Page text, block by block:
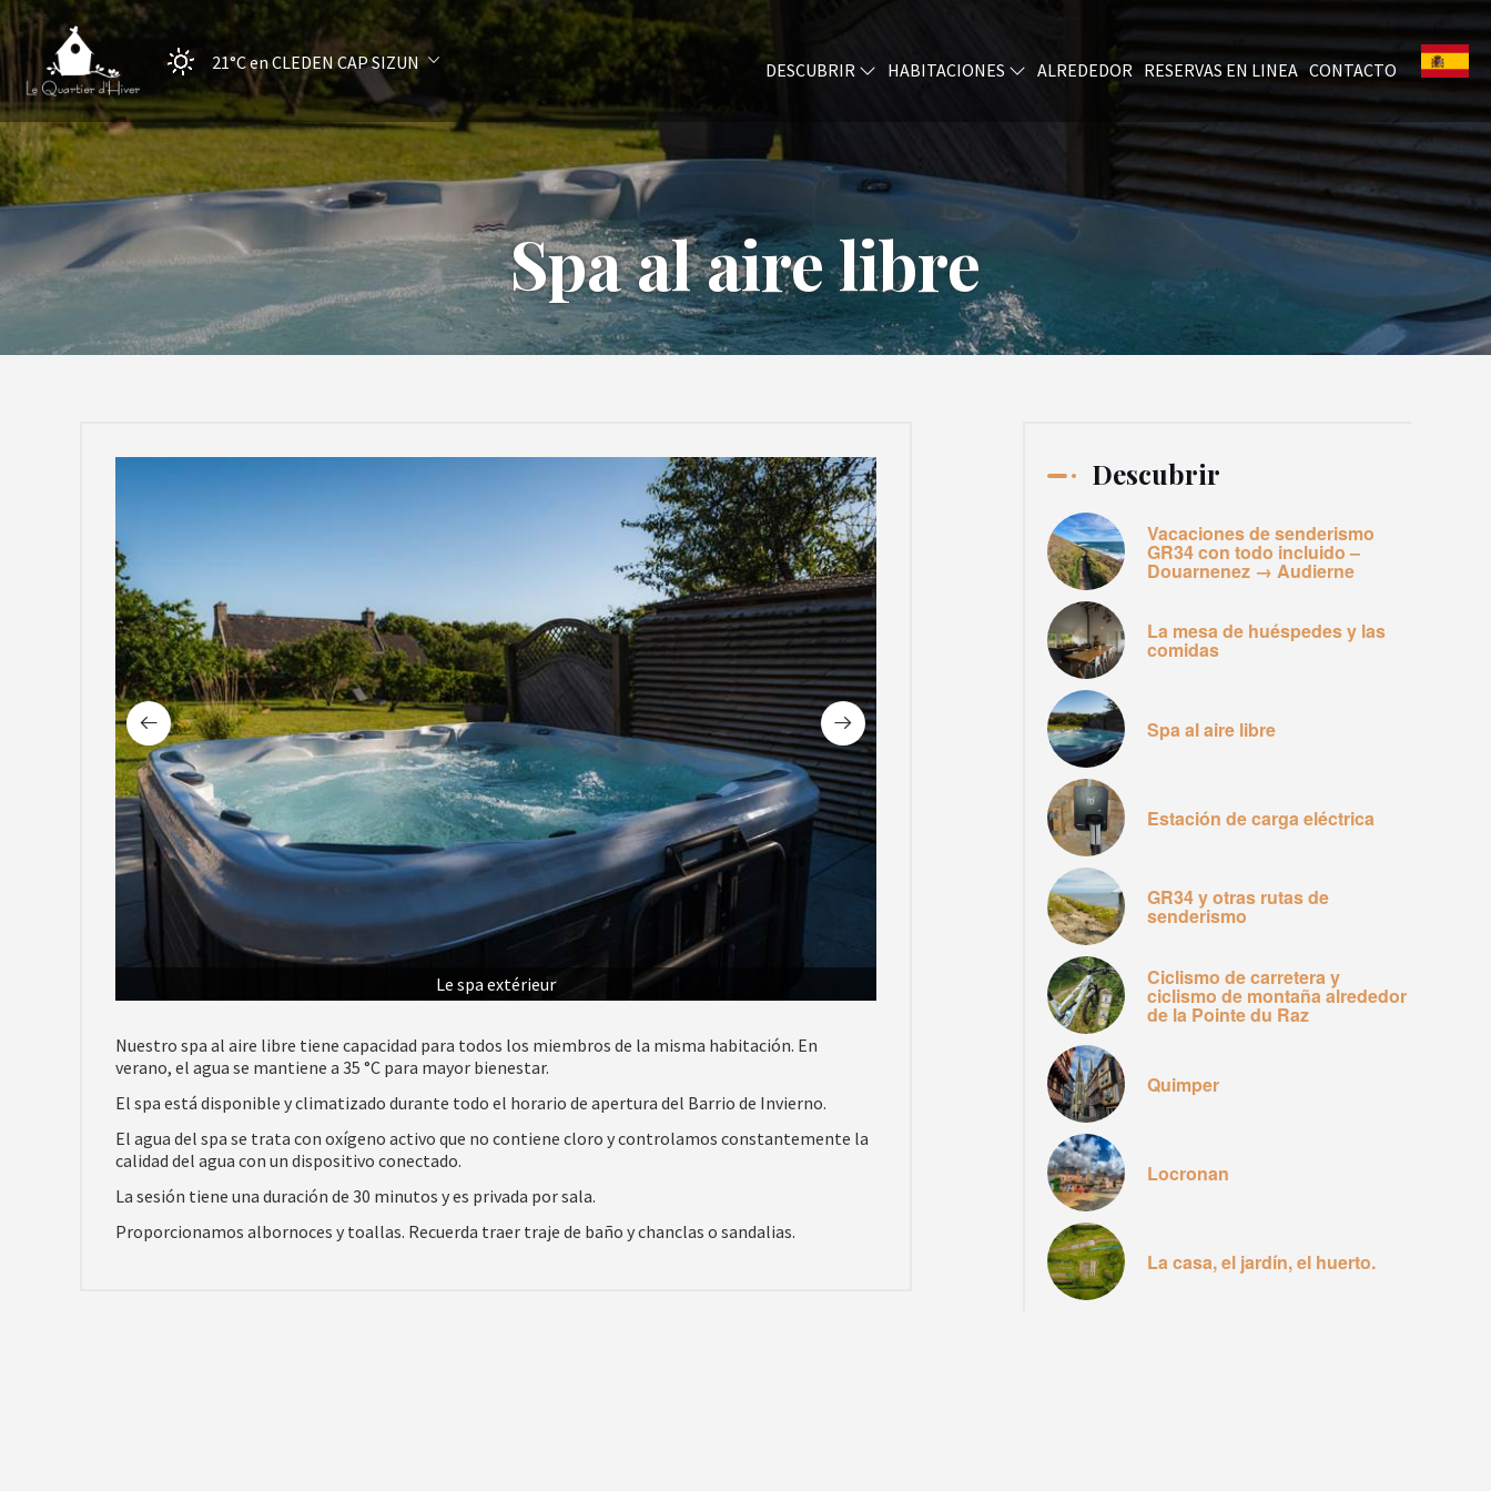
21°Cen CLEDEN CAP SIZUN DESCUBRIR HABITACIONES ALREDEDOR RESERVAS EN LINEA CONTACTO
Spa al aire libre
Le spa extérieur Détente au spa extérieur
Nuestro spa al aire libre tiene capacidad para todos los miembros de la misma habitación. En
verano, el agua se mantiene a 35 °C para mayor bienestar.
El spa está disponible y climatizado durante todo el horario de apertura del Barrio de Invierno.
El agua del spa se trata con oxígeno activo que no contiene cloro y controlamos constantemente la
calidad del agua con un dispositivo conectado.
La sesión tiene una duración de 30 minutos y es privada por sala.
Proporcionamos albornoces y toallas. Recuerda traer traje de baño y chanclas o sandalias.
Descubrir
Vacaciones de senderismo
GR34 con todo incluido –
Douarnenez → Audierne
La mesa de huéspedes y las
comidas
Spa al aire libre
Estación de carga eléctrica
GR34 y otras rutas de
senderismo
Ciclismo de carretera y
ciclismo de montaña alrededor
de la Pointe du Raz
Quimper
Locronan
La casa, el jardín, el huerto.